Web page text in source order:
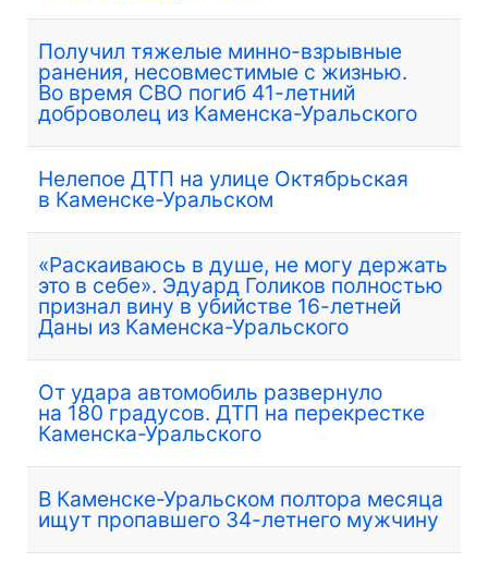
Получил тяжелые минно-взрывные
ранения, несовместимые с жизнью.
Во время СВО погиб 41-летний
доброволец из Каменска-Уральского
Нелепое ДТП на улице Октябрьская
в Каменске-Уральском
«Раскаиваюсь в душе, не могу держать
это в себе». Эдуард Голиков полностью
признал вину в убийстве 16-летней
Даны из Каменска-Уральского
От удара автомобиль развернуло
на 180 градусов. ДТП на перекрестке
Каменска-Уральского
В Каменске-Уральском полтора месяца
ищут пропавшего 34-летнего мужчину